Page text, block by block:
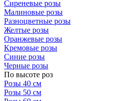
Сиреневые розы
Малиновые розы
Разноцветные розы
Желтые розы
Оранжевые розы
Кремовые розы
Синие розы
Черные розы
По высоте роз
Розы 40 см
Розы 50 см